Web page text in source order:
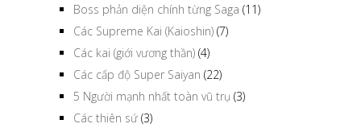
Boss phản diện chính từng Saga (11)
Các Supreme Kai (Kaioshin) (7)
Các kai (giới vương thần) (4)
Các cấp độ Super Saiyan (22)
5 Người mạnh nhất toàn vũ trụ (3)
Các thiên sứ (3)